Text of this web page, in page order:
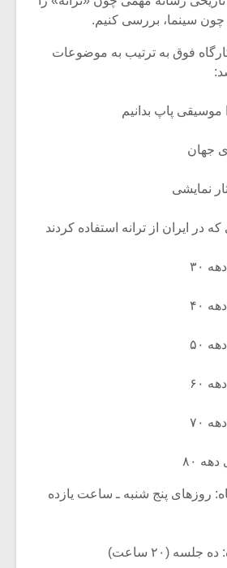
سینما، بررسی کنیم.
فوق به ترتیب به موضوعات
روزهای پنج‌ شنبه ـ ساعت یازده
(۲۰ ساعت)